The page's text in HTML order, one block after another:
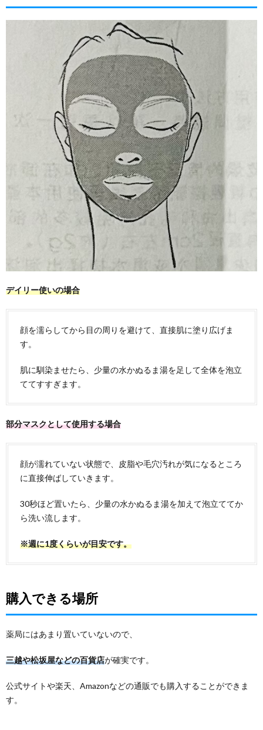
デイリー使いの場合
顔を濡らしてから目の周りを避けて、直接肌に塗り広げま
す。
肌に馴染ませたら、少量の水かぬるま湯を足して全体を泡立
ててすすぎます。
部分マスクとして使用する場合
顔が濡れていない状態で、皮脂や毛穴汚れが気になるところ
に直接伸ばしていきます。
30秒ほど置いたら、少量の水かぬるま湯を加えて泡立ててか
ら洗い流します。
※週に1度くらいが目安です。
購入できる場所
薬局にはあまり置いていないので、
三越や松坂屋などの百貨店が確実です。
公式サイトや楽天、Amazonなどの通販でも購入することができま
す。